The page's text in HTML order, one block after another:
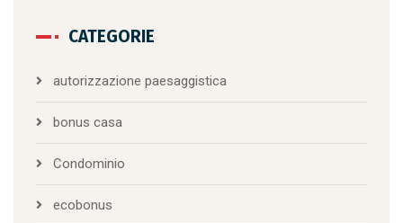
CATEGORIE
autorizzazione paesaggistica
bonus casa
Condominio
ecobonus